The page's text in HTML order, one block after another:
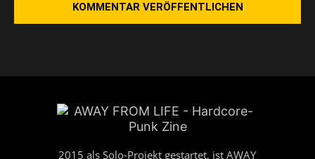
2015 als Solo-Projekt gestartet, ist AWAY